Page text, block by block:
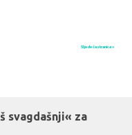
Sljedeća stranica »
svagdašnji« za